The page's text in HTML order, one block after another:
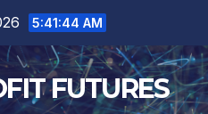
5:41:45 AM
FUTURES